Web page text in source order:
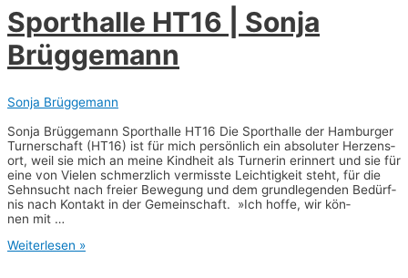
Stil­
len
|
Nico­
ler
Sport­hal­le HT16 | Son­ja
Brüggemann
Sonja Brüggemann
Son­ja Brüg­ge­mann Sport­hal­le HT16 Die Sport­hal­le der Ham­bur­ger
Tur­ner­schaft (HT16) ist für mich per­sön­lich ein abso­lu­ter Her­zens­
ort, weil sie mich an mei­ne Kind­heit als Tur­ne­rin erin­nert und sie für
eine von Vie­len schmerz­lich ver­miss­te Leich­tig­keit steht, für die
Sehn­sucht nach frei­er Bewe­gung und dem grund­le­gen­den Bedürf­
nis nach Kon­takt in der Gemein­schaft. »Ich hof­fe, wir kön­
nen mit …
Sport­
Weiterlesen »